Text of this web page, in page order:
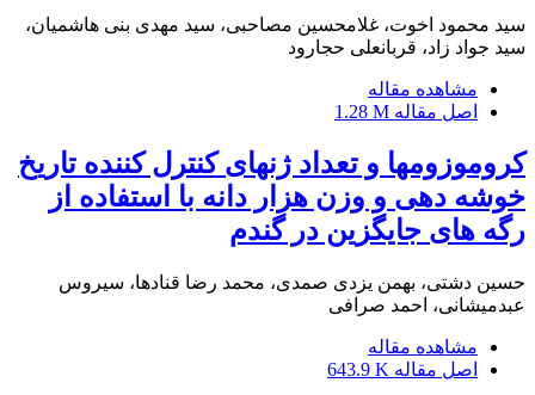
سید محمود اخوت، غلامحسین مصاحبی، سید مهدی بنی هاشمیان،
سید جواد زاد، قربانعلی حجارود
مشاهده مقاله
اصل مقاله 1.28 M
کروموزومها و تعداد ژنهای کنترل کننده تاریخ
خوشه دهی و وزن هزار دانه با استفاده از
رگه های جایگزین در گندم
حسین دشتی، بهمن یزدی صمدی، محمد رضا قنادها، سیروس
عبدمیشانی، احمد صرافی
مشاهده مقاله
اصل مقاله 643.9 K